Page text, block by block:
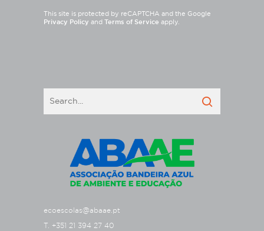
This site is protected by reCAPTCHA and the Google
Privacy Policy and Terms of Service apply.
ecoescolas@abaae.pt
T. +351 21 394 27 40